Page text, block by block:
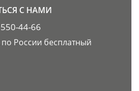
С НАМИ
44-66
России бесплатный